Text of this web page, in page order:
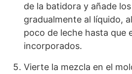
de la batidora y añade
gradualmente al líquido,
poco de leche hasta que
incorporados.
Vierte la mezcla en el